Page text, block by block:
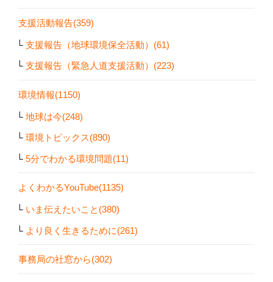
支援活動報告(359)
支援報告（地球環境保全活動）(61)
支援報告（緊急人道支援活動）(223)
環境情報(1150)
地球は今(248)
環境トピックス(890)
5分でわかる環境問題(11)
よくわかるYouTube(1135)
いま伝えたいこと(380)
より良く生きるために(261)
事務局の社窓から(302)